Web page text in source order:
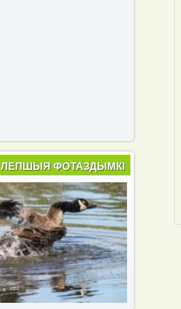
ЛЕПШЫЯ ФОТАЗДЫМКІ